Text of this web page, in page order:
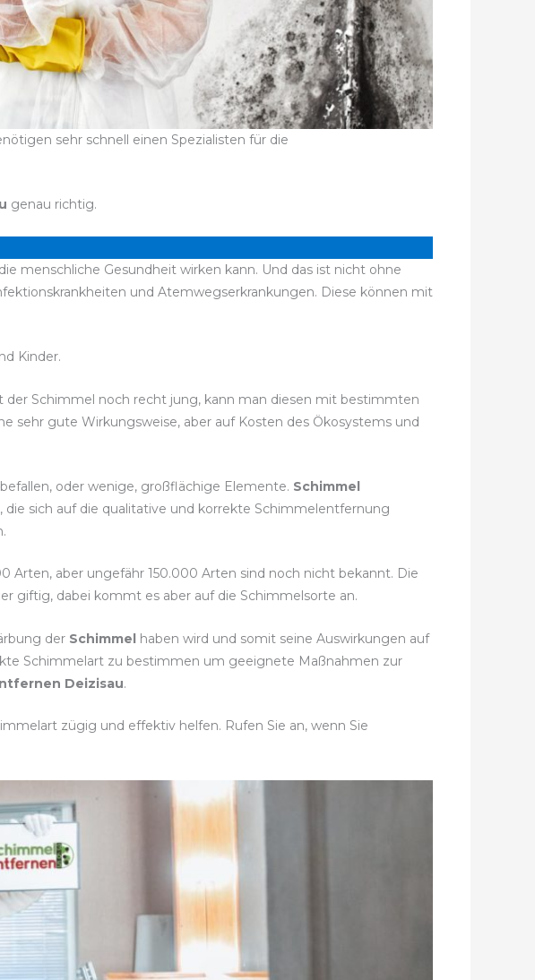
sehr schnell einen Spezialisten für die
genau richtig.
menschliche Gesundheit wirken kann. Und das ist nicht ohne
und Atemwegserkrankungen. Diese können mit
Kinder.
Schimmel noch recht jung, kann man diesen mit bestimmten
sehr gute Wirkungsweise, aber auf Kosten des Ökosystems und
oder wenige, großflächige Elemente. Schimmel
sich auf die qualitative und korrekte Schimmelentfernung
Arten, aber ungefähr 150.000 Arten sind noch nicht bekannt. Die
giftig, dabei kommt es aber auf die Schimmelsorte an.
der Schimmel haben wird und somit seine Auswirkungen auf
Schimmelart zu bestimmen um geeignete Maßnahmen zur
Deizisau.
zügig und effektiv helfen. Rufen Sie an, wenn Sie